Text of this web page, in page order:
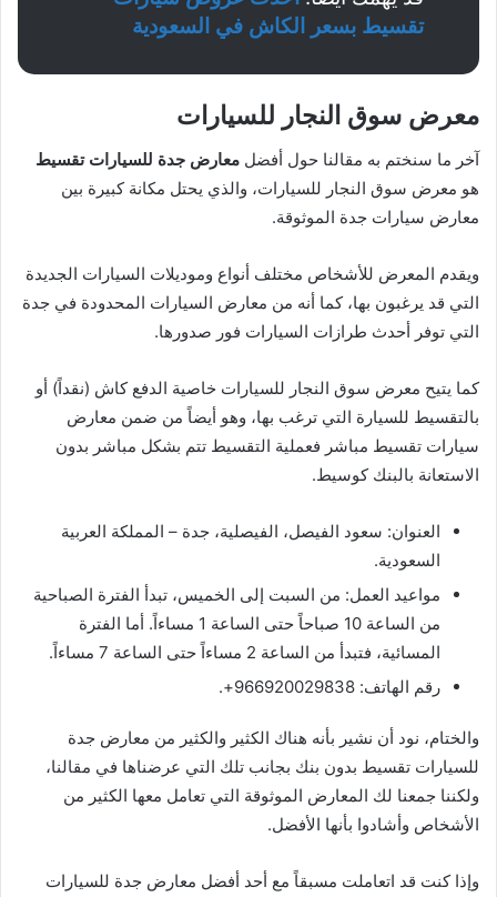
تقسيط بسعر الكاش في السعودية
معرض سوق النجار للسيارات
آخر ما سنختم به مقالنا حول أفضل معارض جدة للسيارات تقسيط
هو معرض سوق النجار للسيارات، والذي يحتل مكانة كبيرة بين
معارض سيارات جدة الموثوقة.
ويقدم المعرض للأشخاص مختلف أنواع وموديلات السيارات الجديدة
التي قد يرغبون بها، كما أنه من معارض السيارات المحدودة في جدة
التي توفر أحدث طرازات السيارات فور صدورها.
كما يتيح معرض سوق النجار للسيارات خاصية الدفع كاش (نقداً) أو
بالتقسيط للسيارة التي ترغب بها، وهو أيضاً من ضمن معارض
سيارات تقسيط مباشر فعملية التقسيط تتم بشكل مباشر بدون
الاستعانة بالبنك كوسيط.
العنوان: سعود الفيصل، الفيصلية، جدة – المملكة العربية
السعودية.
مواعيد العمل: من السبت إلى الخميس، تبدأ الفترة الصباحية
من الساعة 10 صباحاً حتى الساعة 1 مساءاً. أما الفترة
المسائية، فتبدأ من الساعة 2 مساءاً حتى الساعة 7 مساءاً.
رقم الهاتف: 966920029838+.
والختام، نود أن نشير بأنه هناك الكثير والكثير من معارض جدة
للسيارات تقسيط بدون بنك بجانب تلك التي عرضناها في مقالنا،
ولكننا جمعنا لك المعارض الموثوقة التي تعامل معها الكثير من
الأشخاص وأشادوا بأنها الأفضل.
وإذا كنت قد اتعاملت مسبقاً مع أحد أفضل معارض جدة للسيارات